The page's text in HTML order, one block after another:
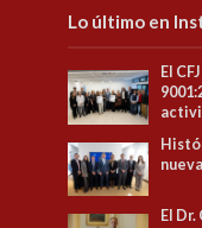
Lo último en
El
El